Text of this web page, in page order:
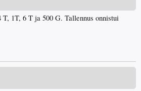
1T, 6 T ja 500 G. Tallennus onnistui